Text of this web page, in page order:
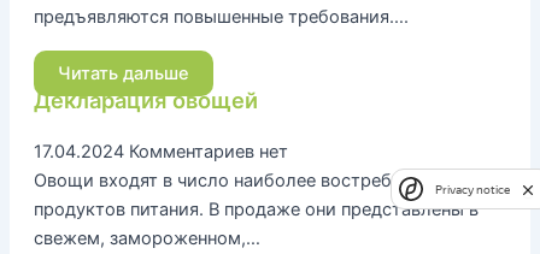
предъявляются повышенные требования….
Читать дальше
Декларация овощей
17.04.2024 Комментариев нет
Овощи входят в число наиболее востребованных
продуктов питания. В продаже они представлены в
свежем, замороженном,…
Privacy notice